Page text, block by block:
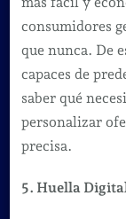
consumidores
que nunca. De
capaces de
saber qué
personalizar
precisa.
5. Huella